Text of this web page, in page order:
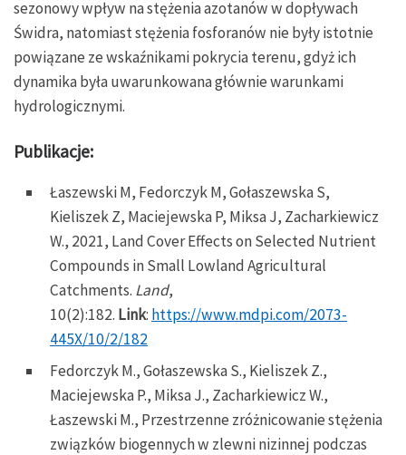
sezonowy wpływ na stężenia azotanów w dopływach
Świdra, natomiast stężenia fosforanów nie były istotnie
powiązane ze wskaźnikami pokrycia terenu, gdyż ich
dynamika była uwarunkowana głównie warunkami
hydrologicznymi.
Publikacje:
Łaszewski M, Fedorczyk M, Gołaszewska S,
Kieliszek Z, Maciejewska P, Miksa J, Zacharkiewicz
W., 2021, Land Cover Effects on Selected Nutrient
Compounds in Small Lowland Agricultural
Catchments. Land,
10(2):182. Link: https://www.mdpi.com/2073-
445X/10/2/182
Fedorczyk M., Gołaszewska S., Kieliszek Z.,
Maciejewska P., Miksa J., Zacharkiewicz W.,
Łaszewski M., Przestrzenne zróżnicowanie stężenia
związków biogennych w zlewni nizinnej podczas